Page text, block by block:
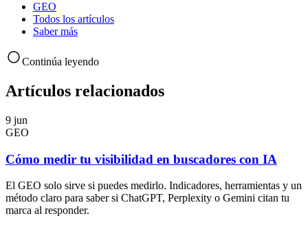
GEO
Todos los artículos
Saber más
Continúa leyendo
Artículos relacionados
9 jun
GEO
Cómo medir tu visibilidad en buscadores con IA
El GEO solo sirve si puedes medirlo. Indicadores, herramientas y un
método claro para saber si ChatGPT, Perplexity o Gemini citan tu
marca al responder.